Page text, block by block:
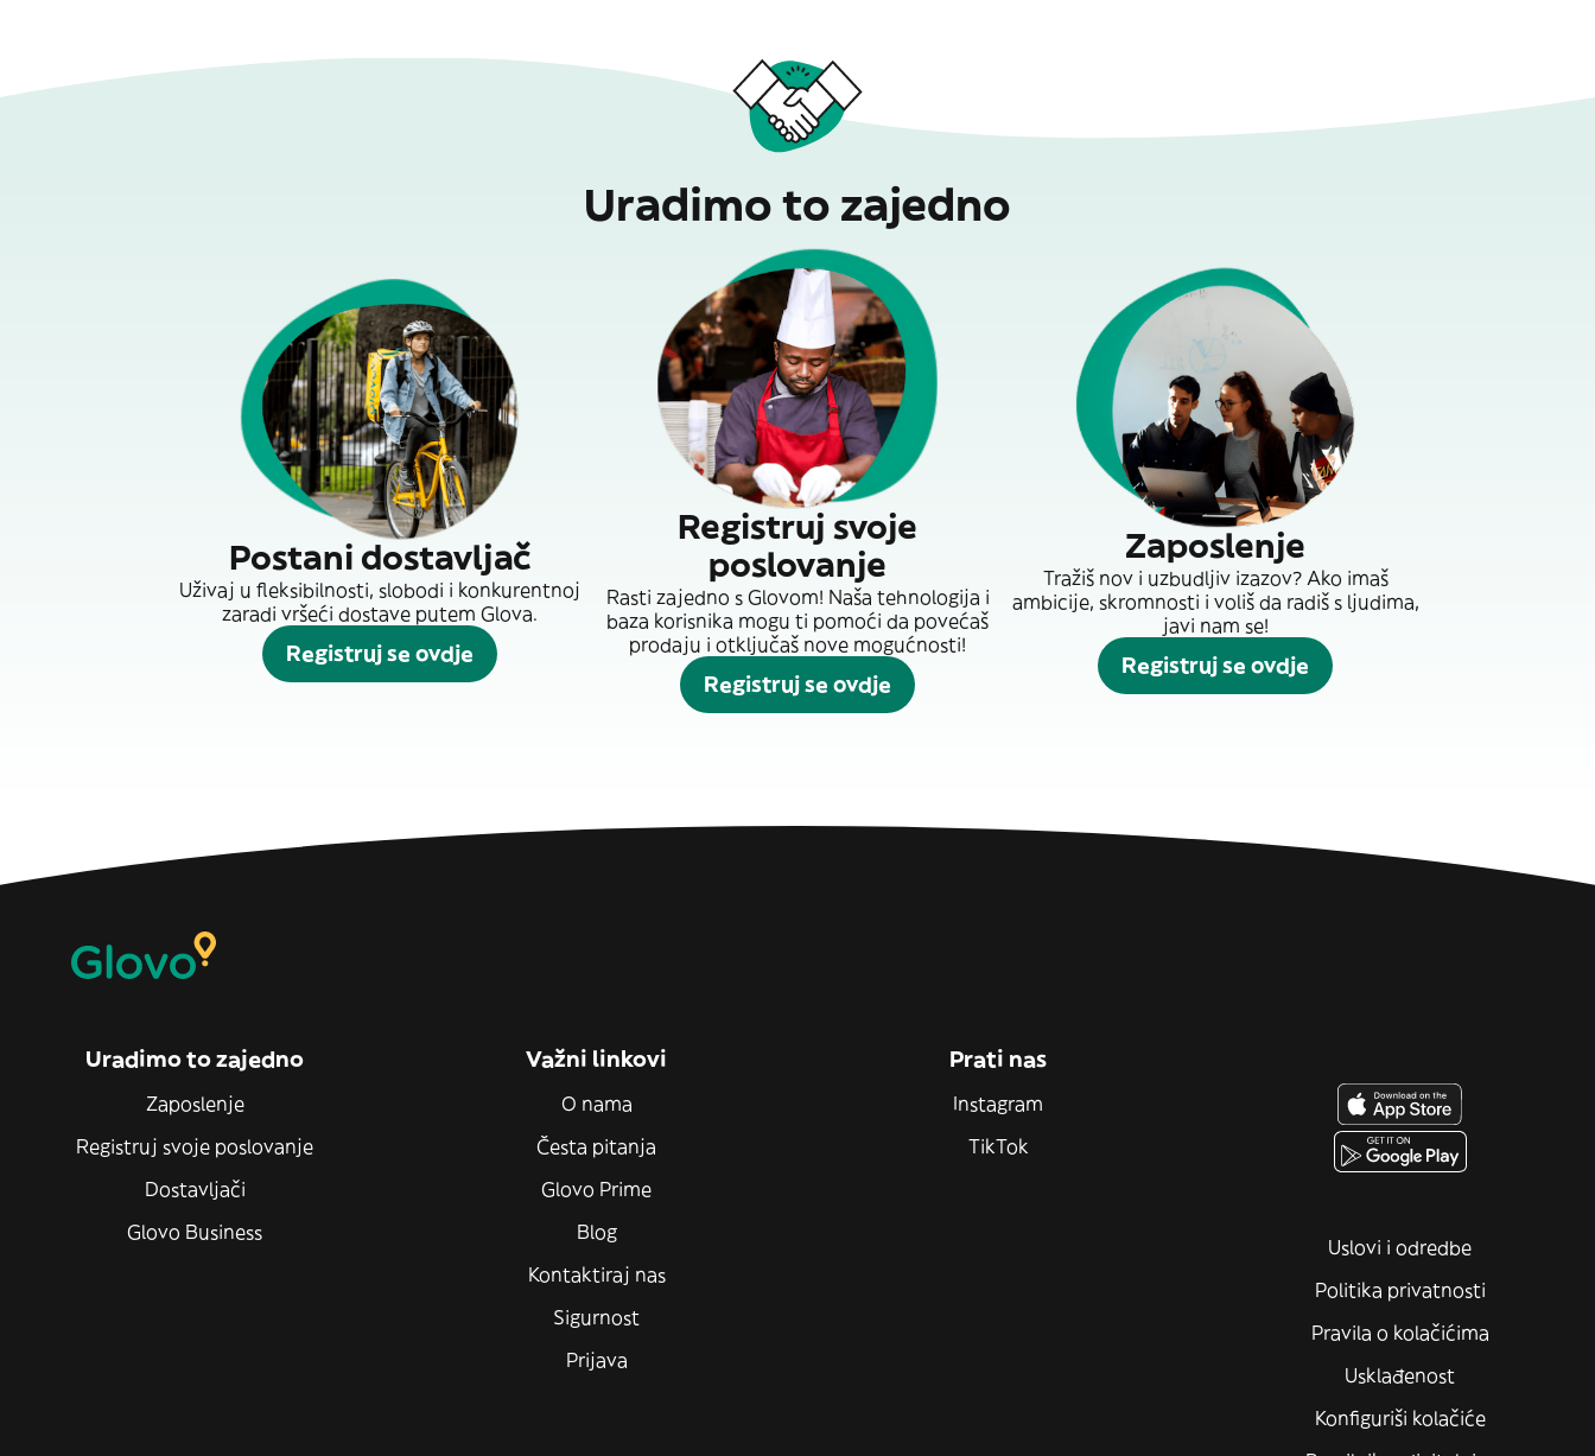
Uradimo to zajedno
Postani dostavljač
Uživaj u fleksibilnosti, slobodi i konkurentnoj
zaradi vršeći dostave putem Glova.
Registruj se ovdje
Registruj svoje
poslovanje
Rasti zajedno s Glovom! Naša tehnologija i
baza korisnika mogu ti pomoći da povećaš
prodaju i otključaš nove mogućnosti!
Registruj se ovdje
Zaposlenje
Tražiš nov i uzbudljiv izazov? Ako imaš
ambicije, skromnosti i voliš da radiš s ljudima,
javi nam se!
Registruj se ovdje
Uradimo to zajedno
Zaposlenje
Registruj svoje poslovanje
Dostavljači
Glovo Business
Važni linkovi
O nama
Česta pitanja
Glovo Prime
Blog
Kontaktiraj nas
Sigurnost
Prijava
Prati nas
Instagram
TikTok
Uslovi i odredbe
Politika privatnosti
Pravila o kolačićima
Usklađenost
Konfiguriši kolačiće